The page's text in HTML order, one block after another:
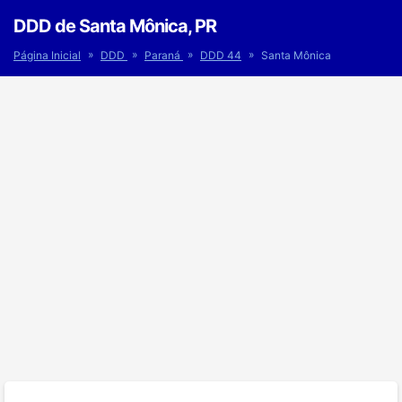
DDD de Santa Mônica, PR
Página Inicial » DDD » Paraná » DDD 44 » Santa Mônica